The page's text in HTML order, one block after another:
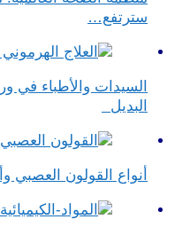
سترتفع…
السيدات والأطباء في
البديل
أنواع القولون